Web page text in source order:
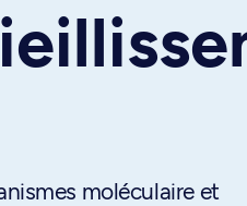
moléculaire et